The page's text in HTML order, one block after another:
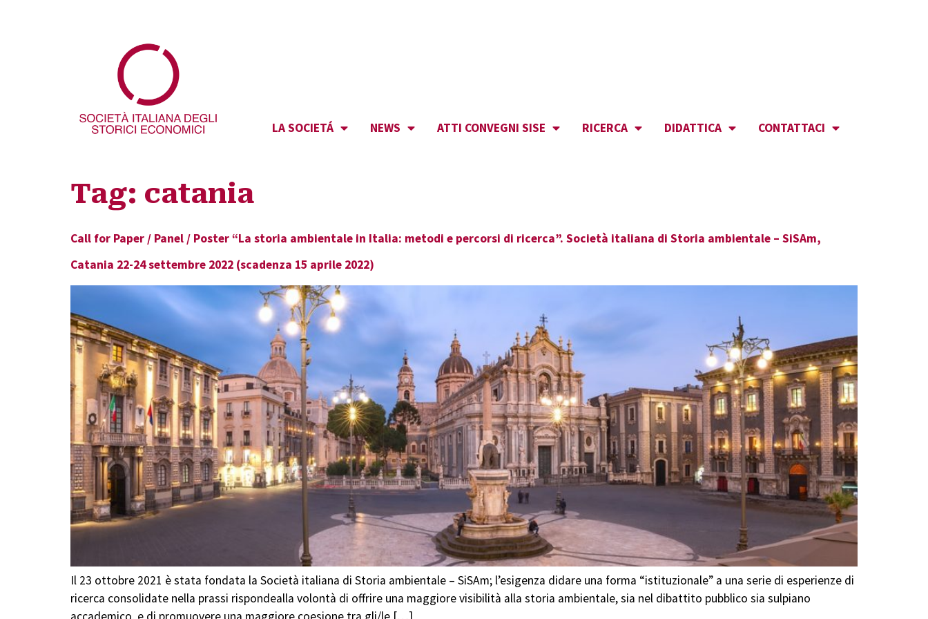
LA SOCIETÁ NEWS ATTI CONVEGNI SISE RICERCA DIDATTICA CONTATTACI
Tag: catania
Call for Paper / Panel / Poster “La storia ambientale in Italia: metodi e percorsi di ricerca”. Società italiana di Storia ambientale – SiSAm,
Catania 22-24 settembre 2022 (scadenza 15 aprile 2022)
Il 23 ottobre 2021 è stata fondata la Società italiana di Storia ambientale – SiSAm; l’esigenza didare una forma “istituzionale” a una serie di esperienze di
ricerca consolidate nella prassi rispondealla volontà di offrire una maggiore visibilità alla storia ambientale, sia nel dibattito pubblico sia sulpiano